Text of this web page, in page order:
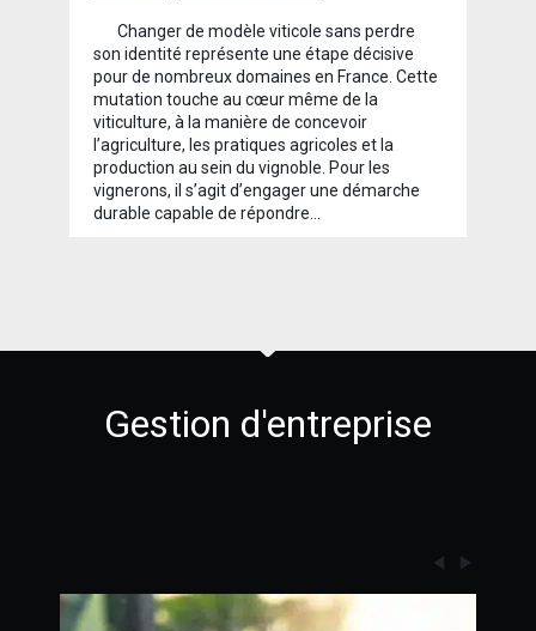
Changer de modèle viticole sans perdre
son identité représente une étape décisive
pour de nombreux domaines en France. Cette
mutation touche au cœur même de la
viticulture, à la manière de concevoir
l’agriculture, les pratiques agricoles et la
production au sein du vignoble. Pour les
vignerons, il s’agit d’engager une démarche
durable capable de répondre…
Gestion d'entreprise